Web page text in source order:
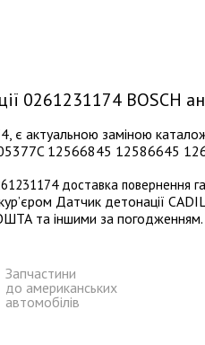
0261231174 BOSCH
є актуальною заміною
12566845 12586645
доставка повернення
Датчик детонації
та іншими за погодженням.
Запчастини
до американських
автомобілів